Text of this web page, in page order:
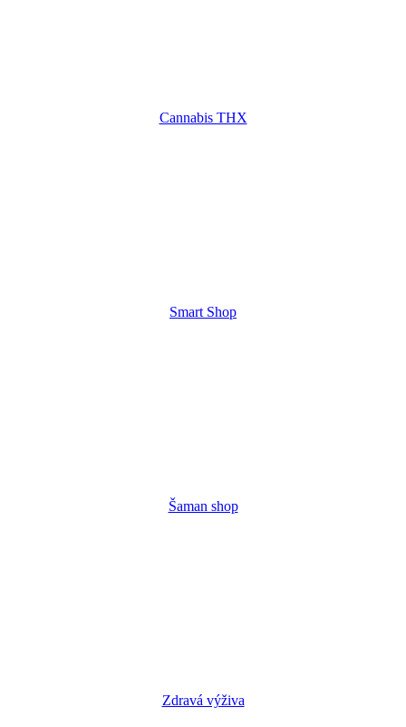
Cannabis THX
Smart Shop
Šaman shop
Zdravá výživa